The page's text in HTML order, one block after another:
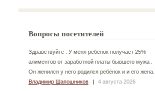
Вопросы посетителей
Здравствуйте . У меня ребёнок получает 25%
алиментов от заработной платы бывшего мужа .
Он женился у него родился ребёнок и и его жена...
Владимир Шапошников
| 4 августа 2026